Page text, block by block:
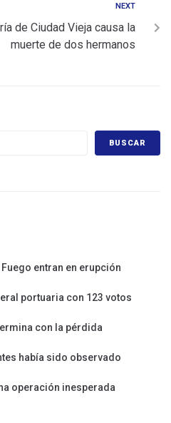
NEXT
de Ciudad Vieja causa la
muerte de dos hermanos
BUSCAR
entran en erupción
portuaria con 123 votos
con la pérdida
había sido observado
operación inesperada